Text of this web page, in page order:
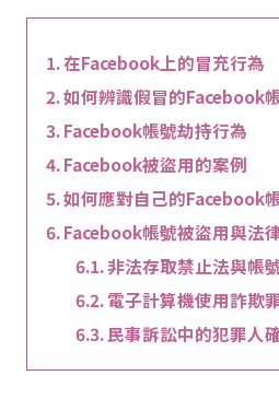
在Facebook上的冒充行為
如何辨識假冒的Facebook
Facebook帳號劫持行為
Facebook被盜用的案例
如何應對自己的Facebook
Facebook帳號被盜用與法
非法存取禁止法與帳
電子計算機使用詐欺
民事訴訟中的犯罪人